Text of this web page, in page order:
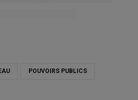
POUVOIRS PUBLICS